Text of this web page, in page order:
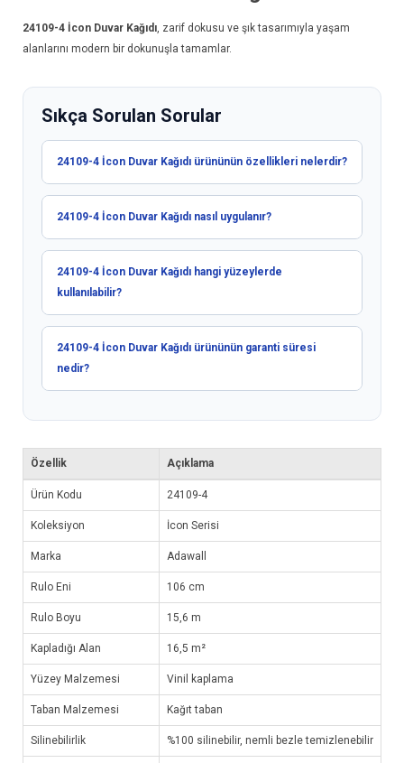
24109-4 İcon Duvar Kağıdı , zarif dokusu ve şık tasarımıyla yaşam
alanlarını modern bir dokunuşla tamamlar.
Sıkça Sorulan Sorular
24109-4 İcon Duvar Kağıdı ürününün özellikleri nelerdir?
24109-4 İcon Duvar Kağıdı nasıl uygulanır?
24109-4 İcon Duvar Kağıdı hangi yüzeylerde
kullanılabilir?
24109-4 İcon Duvar Kağıdı ürününün garanti süresi
nedir?
Özellik Açıklama
Ürün Kodu 24109-4
Koleksiyon İcon Serisi
Marka Adawall
Rulo Eni 106 cm
Rulo Boyu 15,6 m
Kapladığı Alan 16,5 m²
Yüzey Malzemesi Vinil kaplama
Taban Malzemesi Kağıt taban
Silinebilirlik %100 silinebilir, nemli bezle temizlenebilir